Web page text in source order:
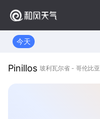
今天
Pinillos 玻利瓦尔省 - 哥伦比亚